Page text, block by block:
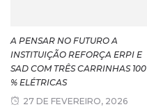
A PENSAR NO FUTURO A
INSTITUIÇÃO REFORÇA ERPI E
SAD COM TRÊS CARRINHAS 100
% ELÉTRICAS
27 DE FEVEREIRO, 2026